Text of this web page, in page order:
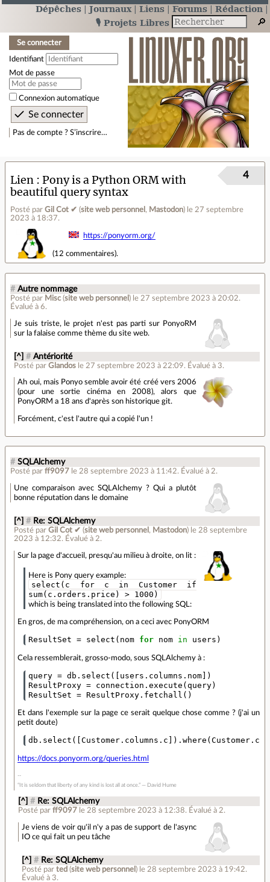
Dépêches Journaux Liens Forums
Rédaction
🎙️ Projets Libres
Se connecter
Identifiant
Mot de passe
Connexion automatique
Pas de compte ? S’inscrire…
Lien
Pony is a Python ORM with
beautiful query syntax
Posté par Gil Cot ✔ (site web personnel , Mastodon) le 27 septembre
2023 à 18:37.
4
https://ponyorm.org/
(12 commentaires).
# Autre nommage
Posté par Misc(site web personnel ) le 27 septembre 2023 à 20:02.
Évalué à 6.
Je suis triste, le projet n'est pas parti sur PonyoRM
sur la falaise comme thème du site web.
[^] # Antériorité
Posté parGlandos le 27 septembre 2023 à 22:09. Évalué à 3.
Ah oui, mais Ponyo semble avoir été créé vers 2006
(pour une sortie cinéma en 2008), alors que
PonyORM a 18 ans d'après son historique git.
Forcément, c'est l'autre qui a copié l'un !
# SQLAlchemy
Posté par ff9097 le 28 septembre 2023 à 11:42. Évalué à 2.
Une comparaison avec SQLAlchemy ? Qui a plutôt
bonne réputation dans le domaine
[^] # Re: SQLAlchemy
Posté parGil Cot ✔ (site web personnel , Mastodon) le 28 septembre
2023 à 12:32. Évalué à 2.
Sur la page d'accueil, presqu'au milieu à droite, on lit :
Here is Pony query example:
select(c for c in Customer if
sum(c.orders.price) > 1000)
which is being translated into the following SQL:
En gros, de ma compréhension, on a ceci avec PonyORM
ResultSet = select ( nom for nom in users )
Cela ressemblerait, grosso-modo, sous SQLAlchemy à :
query = db . select ([ users . columns . nom])
ResultProxy = connection .execute (query)
ResultSet
= ResultProxy . fetchall ()
Et dans l'exemple sur la page ce serait quelque chose comme ? (j'ai un
petit doute)
db . select ([Customer . columns . c ]) .where (Customer .
https://docs.ponyorm.org/queries.html
“It is seldom that liberty of any kind is lost all at once.” ― David Hume
[^] # Re: SQLAlchemy
Posté par ff9097 le 28 septembre 2023 à 12:38. Évalué à 2.
Je viens de voir qu'il n'y a pas de support de l'async
IO ce qui fait un peu tâche
[^] # Re: SQLAlchemy
Posté parted (site web personnel ) le 28 septembre 2023 à 19:42.
Évalué à 3.